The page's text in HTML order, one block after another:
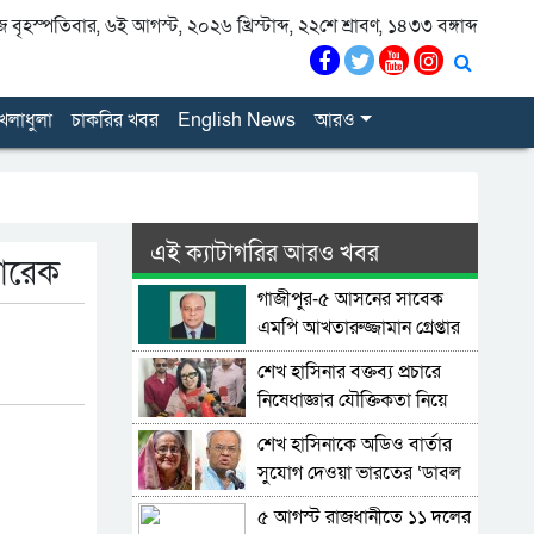
৬ই আগস্ট, ২০২৬ খ্রিস্টাব্দ, ২২শে শ্রাবণ, ১৪৩৩ বঙ্গাব্দ
চাকরির খবর English News আরও
এই ক্যাটাগরির আরও খবর
গাজীপুর-৫ আসনের সাবেক
এমপি আখতারুজ্জামান গ্রেপ্তার
শেখ হাসিনার বক্তব্য প্রচারে
নিষেধাজ্ঞার যৌক্তিকতা নিয়ে
রুমিন ফারহানার প্রশ্ন
শেখ হাসিনাকে অডিও বার্তার
সুযোগ দেওয়া ভারতের ‘ডাবল
স্ট্যান্ডার্ড’: রিজভী
৫ আগস্ট রাজধানীতে ১১ দলের